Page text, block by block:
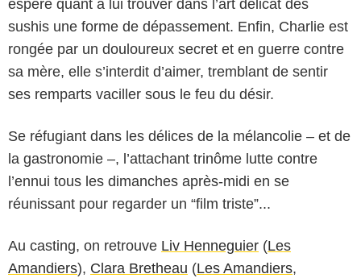
espère quant à lui trouver dans l’art délicat des
sushis une forme de dépassement. Enfin, Charlie est
rongée par un douloureux secret et en guerre contre
sa mère, elle s’interdit d’aimer, tremblant de sentir
ses remparts vaciller sous le feu du désir.
Se réfugiant dans les délices de la mélancolie – et de
la gastronomie –, l’attachant trinôme lutte contre
l’ennui tous les dimanches après-midi en se
réunissant pour regarder un “film triste”...
Au casting, on retrouve Liv Henneguier (Les
Amandiers), Clara Bretheau (Les Amandiers,